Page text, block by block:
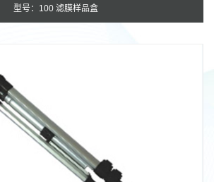
型号：100 滤膜样品盒